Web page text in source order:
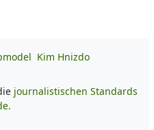
Kim Hnizdo
journalistischen Standards